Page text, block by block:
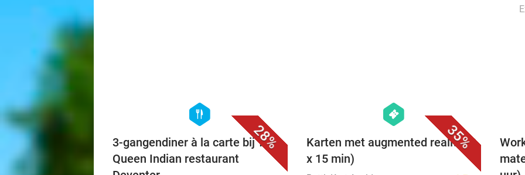
28%
hexagon
food
3-gangendiner à la carte bij The
Queen Indian restaurant
35%
hexagon
events
Karten met augmented reality (3
x 15 min)